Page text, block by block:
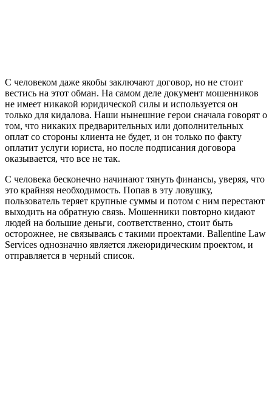
С человеком даже якобы заключают договор, но не стоит
вестись на этот обман. На самом деле документ мошенников
не имеет никакой юридической силы и используется он
только для кидалова. Наши нынешние герои сначала говорят о
том, что никаких предварительных или дополнительных
оплат со стороны клиента не будет, и он только по факту
оплатит услуги юриста, но после подписания договора
оказывается, что все не так.
С человека бесконечно начинают тянуть финансы, уверяя, что
это крайняя необходимость. Попав в эту ловушку,
пользователь теряет крупные суммы и потом с ним перестают
выходить на обратную связь. Мошенники повторно кидают
людей на большие деньги, соответственно, стоит быть
осторожнее, не связываясь с такими проектами. Ballentine Law
Services однозначно является лжеюридическим проектом, и
отправляется в черный список.